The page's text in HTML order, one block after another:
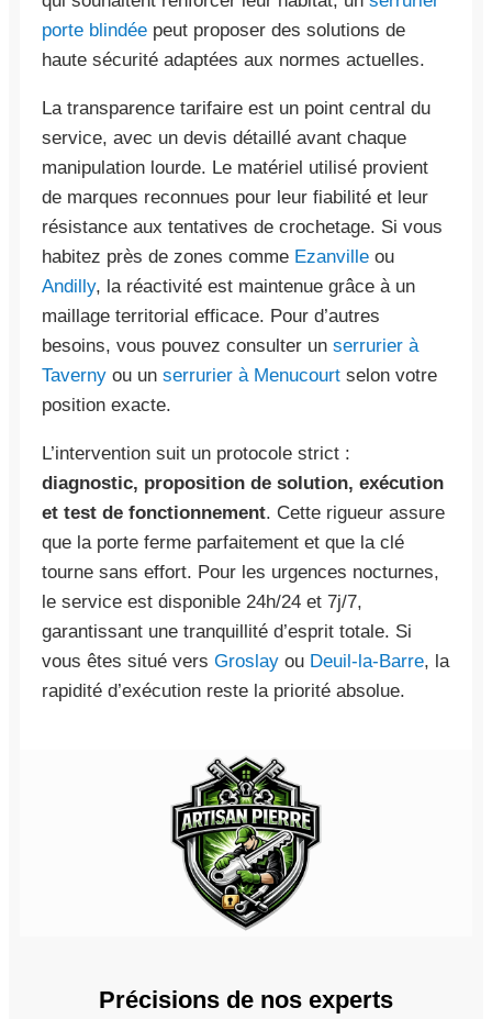
porte blindée peut proposer des solutions de
haute sécurité adaptées aux normes actuelles.
La transparence tarifaire est un point central du
service, avec un devis détaillé avant chaque
manipulation lourde. Le matériel utilisé provient
de marques reconnues pour leur fiabilité et leur
résistance aux tentatives de crochetage. Si vous
habitez près de zones comme Ezanville ou
Andilly, la réactivité est maintenue grâce à un
maillage territorial efficace. Pour d’autres
besoins, vous pouvez consulter un serrurier à
Taverny ou un serrurier à Menucourt selon votre
position exacte.
L’intervention suit un protocole strict :
diagnostic, proposition de solution, exécution
et test de fonctionnement. Cette rigueur assure
que la porte ferme parfaitement et que la clé
tourne sans effort. Pour les urgences nocturnes,
le service est disponible 24h/24 et 7j/7,
garantissant une tranquillité d’esprit totale. Si
vous êtes situé vers Groslay ou Deuil-la-Barre, la
rapidité d’exécution reste la priorité absolue.
Précisions de nos experts